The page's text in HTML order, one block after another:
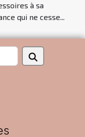
à sa
qui ne cesse...